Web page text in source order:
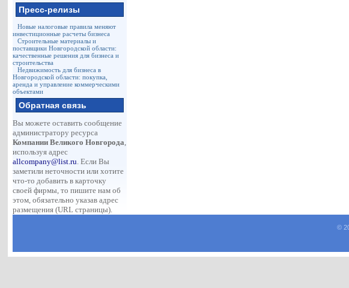
Пресс-релизы
Новые налоговые правила меняют
инвестиционные расчеты бизнеса
Строительные материалы и
поставщики Новгородской области:
качественные решения для бизнеса и
строительства
Недвижимость для бизнеса в
Новгородской области: покупка,
аренда и управление коммерческими
объектами
Обратная связь
Вы можете оставить сообщение
администратору ресурса
Компании Великого Новгорода,
используя адрес
allcompany@list.ru. Если Вы
заметили неточности или хотите
что-то добавить в карточку
своей фирмы, то пишите нам об
этом, обязательно указав адрес
размещения (URL страницы).
©